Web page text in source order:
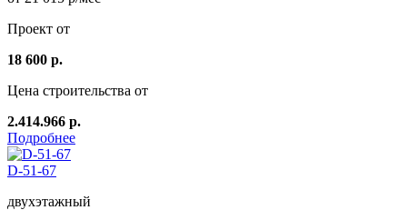
Проект от
18 600 р.
Цена строительства от
2.414.966 р.
Подробнее
D-51-67
двухэтажный